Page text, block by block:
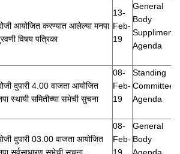
आयोजित करण्यात आलेल्या मनपा
विषय पत्रिका
13-
Feb-
19
General
Body
Suppliment
Agenda
दुपारी 4.00 वाजता आयोजित
स्थायी समितीच्या सभेची सुचना
08-
Feb-
19
Standing
Committee
Agenda
दुपारी 03.00 वाजता आयोजित
सर्वसाधारण सभेची सुचना.
08-
Feb-
19
General
Body
Agenda